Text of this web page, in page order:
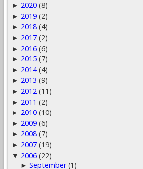
► 2020 (8)
► 2019 (2)
► 2018 (4)
► 2017 (2)
► 2016 (6)
► 2015 (7)
► 2014 (4)
► 2013 (9)
► 2012 (11)
► 2011 (2)
► 2010 (10)
► 2009 (6)
► 2008 (7)
► 2007 (19)
▼ 2006 (22)
►September (1)